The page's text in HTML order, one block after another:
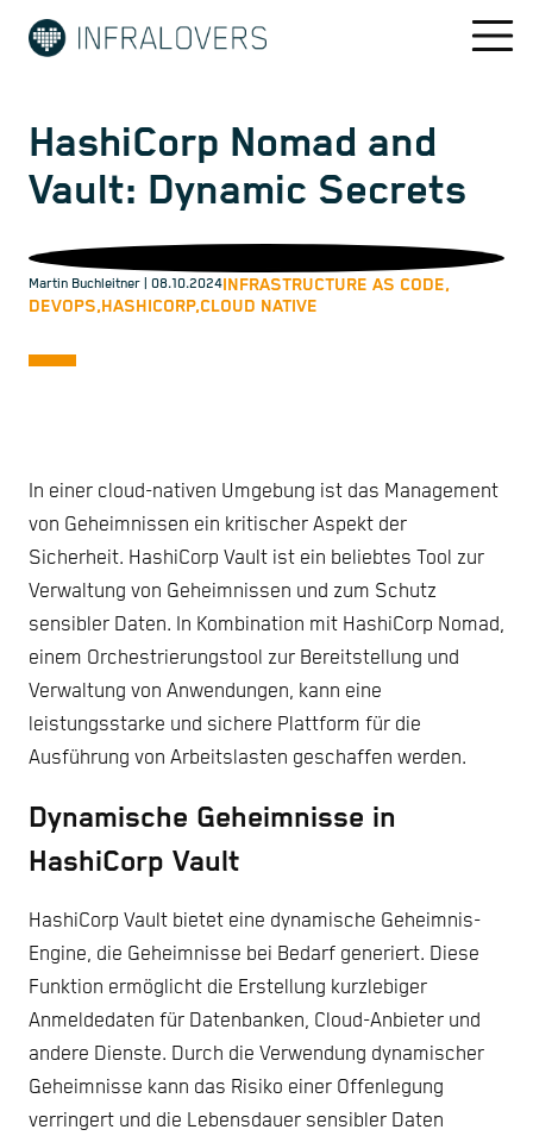
HashiCorp Nomad and
Vault: Dynamic Secrets
Martin Buchleitner | 08.10.2024INFRASTRUCTURE AS CODE,
DEVOPS,HASHICORP,CLOUD NATIVE
In einer cloud-nativen Umgebung ist das Management
von Geheimnissen ein kritischer Aspekt der
Sicherheit. HashiCorp Vault ist ein beliebtes Tool zur
Verwaltung von Geheimnissen und zum Schutz
sensibler Daten. In Kombination mit HashiCorp Nomad,
einem Orchestrierungstool zur Bereitstellung und
Verwaltung von Anwendungen, kann eine
leistungsstarke und sichere Plattform für die
Ausführung von Arbeitslasten geschaffen werden.
Dynamische Geheimnisse in
HashiCorp Vault
HashiCorp Vault bietet eine dynamische Geheimnis-
Engine, die Geheimnisse bei Bedarf generiert. Diese
Funktion ermöglicht die Erstellung kurzlebiger
Anmeldedaten für Datenbanken, Cloud-Anbieter und
andere Dienste. Durch die Verwendung dynamischer
Geheimnisse kann das Risiko einer Offenlegung
verringert und die Lebensdauer sensibler Daten